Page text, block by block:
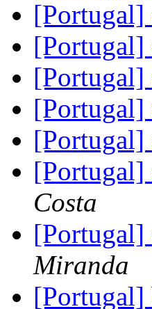
[Portugal]
[Portugal]
[Portugal]
[Portugal]
[Portugal]
[Portugal]
Costa
[Portugal]
Miranda